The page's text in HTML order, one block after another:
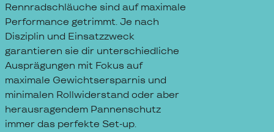
Rennradschläuche sind auf maximale
Performance getrimmt. Je nach
Disziplin und Einsatzzweck
garantieren sie dir unterschiedliche
Ausprägungen mit Fokus auf
maximale Gewichtsersparnis und
minimalen Rollwiderstand oder aber
herausragendem Pannenschutz
immer das perfekte Set-up.